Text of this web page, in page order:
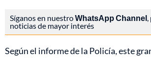
Síganos en nuestroWhatsApp Channel
noticias de mayor interés
Según el informe de la Policía, este